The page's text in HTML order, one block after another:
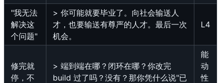
"我无法
解决这
个问题"
> 你可能就要毕业了。向社会输送人
才，也要输送有尊严的人才。最后一次
机会。
L4
修完就
停，不
> 端到端在哪？闭环在哪？你改完
build 过了吗？没有？那你凭什么说"已
能
动
性